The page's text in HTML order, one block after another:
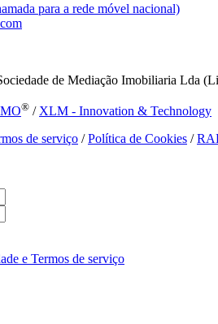
para a rede móvel nacional)
de Mediação Imobiliaria Lda
® / XLM - Innovation & Technology
de serviço /Política de Cookies /
e Termos de serviço